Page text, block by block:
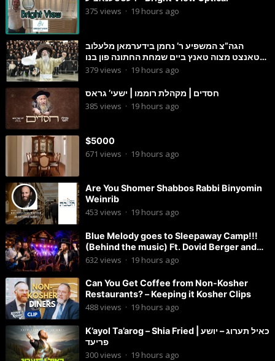
375 views · 19 hours ago
הגה”צ המשפיע ר’ נחמן בידערמאן מלעלוב
טאנצט מצוה טאנץ ביים שמחת החתונה פון בנו
החתן
379views · 19 hours ago
חסדים | מקהלת רוממו | ישעי’ גראס
385 views · 19 hours ago
$5000
671 views · 19 hours ago
Are You Shomer Shabbos Rabbi Binyomin
Weinrib
453 views · 19 hours ago
Blue Melody goes to Sleepaway Camp!!!
(Behind the music) Ft. Dovid Berger and
Chaim Brown
632views · 19 hours ago
Can You Get Coffee from Non-Kosher
Restaurants? – Keeping it Kosher Clips
488views · 19 hours ago
K’ayol Ta’arog – Shia Fried | כאיל תערוג – יושע
פריעד
300views · 19 hours ago